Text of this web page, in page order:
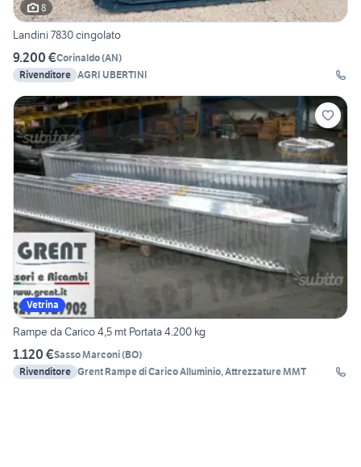
8
Landini 7830 cingolato
9.200 €Corinaldo(AN)
Rivenditore AGRI UBERTINI
Vetrina
Rampe da Carico 4,5 mt Portata 4.200 kg
1.120 €Sasso Marconi(BO)
Rivenditore Grent Rampe di Carico Alluminio, Attrezzature MMT